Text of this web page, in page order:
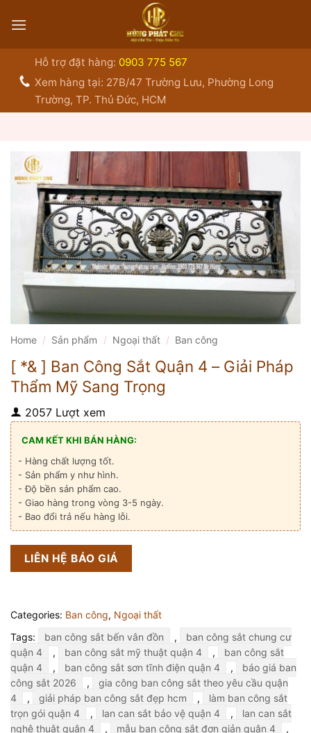
qua
Hỗ trợ đặt hàng: 0903 775 567
Xem hàng tại: 27B/47 Trường Lưu, Phường Long
Trường, TP. Thủ Đức, HCM
Home / Sản phẩm / Ngoại thất / Ban công
[ *& ] Ban Công Sắt Quận 4 – Giải Pháp
Thẩm Mỹ Sang Trọng
2057 Lượt xem
CAM KẾT KHI BÁN HÀNG:
- Hàng chất lượng tốt.
- Sản phẩm y như hình.
- Độ bền sản phẩm cao.
- Giao hàng trong vòng 3-5 ngày.
- Bao đổi trả nếu hàng lỗi.
LIÊN HỆ BÁO GIÁ
Categories: Ban công, Ngoại thất
Tags:
ban công sắt bến vân đồn ,
ban công sắt chung cư
quận 4
, ban công sắt mỹ thuật quận 4 ,
ban công sắt
quận 4
, ban công sắt sơn tĩnh điện quận 4 ,
báo giá ban
công sắt 2026
,
gia công ban công sắt theo yêu cầu quận
4
, giải pháp ban công sắt đẹp hcm ,
làm ban công sắt
trọn gói quận 4
, lan can sắt bảo vệ quận 4 ,
lan can sắt
nghệ thuật quận 4
, mẫu ban công sắt đơn giản quận 4
,